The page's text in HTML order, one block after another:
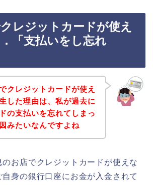
レジットカードが使え
「支払いをし忘れ
クレジットカードが使え
した理由は、私が過去に
の支払いを忘れてしまっ
みたいなんですよね
お店でクレジットカードが使えな
身の銀行口座にお金が入金されて